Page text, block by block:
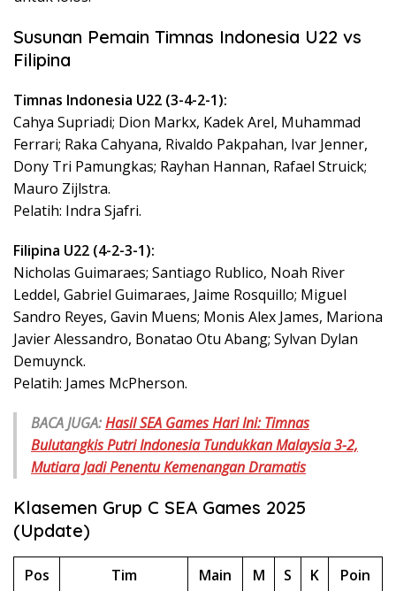
Susunan Pemain Timnas Indonesia U22 vs
Filipina
Timnas Indonesia U22 (3-4-2-1):
Cahya Supriadi; Dion Markx, Kadek Arel, Muhammad
Ferrari; Raka Cahyana, Rivaldo Pakpahan, Ivar Jenner,
Dony Tri Pamungkas; Rayhan Hannan, Rafael Struick;
Mauro Zijlstra.
Pelatih: Indra Sjafri.
Filipina U22 (4-2-3-1):
Nicholas Guimaraes; Santiago Rublico, Noah River
Leddel, Gabriel Guimaraes, Jaime Rosquillo; Miguel
Sandro Reyes, Gavin Muens; Monis Alex James, Mariona
Javier Alessandro, Bonatao Otu Abang; Sylvan Dylan
Demuynck.
Pelatih: James McPherson.
BACA JUGA:Hasil SEA Games Hari Ini: Timnas
Bulutangkis Putri Indonesia Tundukkan Malaysia 3-2,
Mutiara Jadi Penentu Kemenangan Dramatis
Klasemen Grup C SEA Games 2025
(Update)
Pos Tim Main M S K
Poin